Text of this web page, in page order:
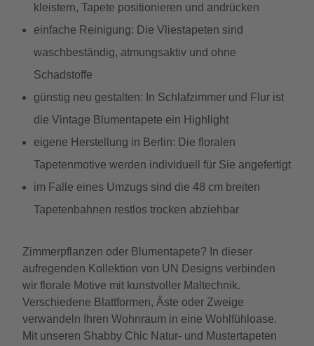
kleistern, Tapete positionieren und andrücken
einfache Reinigung: Die Vliestapeten sind
waschbeständig, atmungsaktiv und ohne
Schadstoffe
günstig neu gestalten: In Schlafzimmer und Flur ist
die Vintage Blumentapete ein Highlight
eigene Herstellung in Berlin: Die floralen
Tapetenmotive werden individuell für Sie angefertigt
im Falle eines Umzugs sind die 48 cm breiten
Tapetenbahnen restlos trocken abziehbar
Zimmerpflanzen oder Blumentapete? In dieser
aufregenden Kollektion von UN Designs verbinden
wir florale Motive mit kunstvoller Maltechnik.
Verschiedene Blattformen, Äste oder Zweige
verwandeln Ihren Wohnraum in eine Wohlfühloase.
Mit unseren Shabby Chic Natur- und Mustertapeten